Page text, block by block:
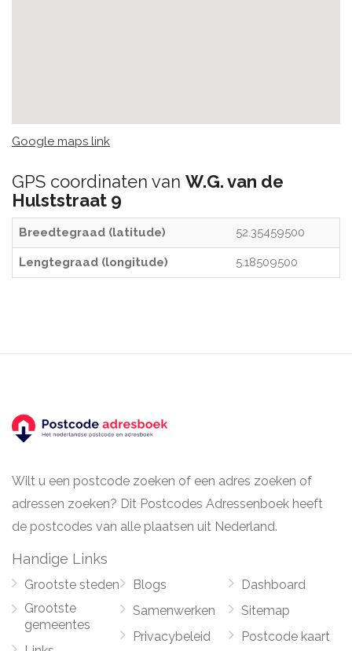
Google maps link
GPS coordinaten van W.G. van de
Hulststraat 9
Breedtegraad (latitude) 52.35459500
Lengtegraad (longitude) 5.18509500
Wilt u een postcode zoeken of een adres zoeken of
adressen zoeken? Dit Postcodes Adressenboek heeft
de postcodes van alle plaatsen uit Nederland.
Handige Links
Grootste steden
Grootste
gemeentes
Blogs
Samenwerken
Privacybeleid
Dashboard
Sitemap
Postcode kaart